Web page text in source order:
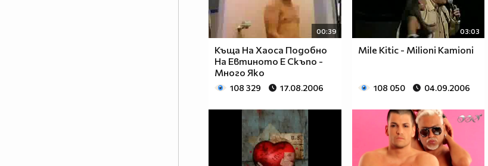
00:39
Къща На Хаоса Подобно
На Евтиното Е Скъпо -
Много Яко
108 329 17.08.2006
03:03
Mile Kitic - Milioni Kamioni
108 050 04.09.2006